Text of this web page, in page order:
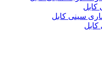
کابل
سینی کابل
کابل